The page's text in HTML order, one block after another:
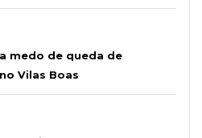
medo de queda de
Vilas Boas